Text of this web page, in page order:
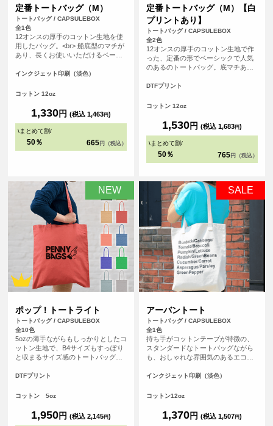
定番トートバッグ（M）
トートバッグ / CAPSULEBOX
全1色
12オンスの厚手のコットン生地を使
用したバッグ。<br> 船底型のマチが
あり、長くお使いいただけるベーシ
<br> 印刷は白色を印刷しない、フル
囲を印刷いただけるので、ノベルテ
インクジェット印刷（淡色）
コットン 12oz
1,330円 (税込 1,463円)
\まとめて割/
50％ 665 円（税込）
定番トートバッグ（M）【白
プリントあり】
トートバッグ / CAPSULEBOX
全2色
12オンスの厚手のコットン生地で作
った、定番の形でベーシックで人気
のあるのトートバッグ。底マチあり
バッグです。使用用途も多様なの
ても、販売用としても、オリジナル
DTFプリント
コットン 12oz
1,530円 (税込 1,683円)
\まとめて割/
50％ 765 円（税込）
NEW
ポップ！トートライト
トートバッグ / CAPSULEBOX
全10色
5ozの薄手ながらもしっかりとしたコ
ットン生地で、B4サイズもすっぽり
と収まるサイズ感のトートバッグで
ットタイプのトートバッグなので書
も持ち歩きにも便利なトートバッ
ゆったりかけて手を塞がず、老若男
女問わずご使用いただけます。
DTFプリント
コットン 5oz
1,950円 (税込 2,145円)
SALE
アーバントート
トートバッグ / CAPSULEBOX
全1色
持ち手がコットンテープが特徴の、
スタンダードなトートバッグながら
も、おしゃれな雰囲気のあるエコバ
余裕をもってかけることが可能で
で、普段のメインバッグとしても使
インクジェット印刷（淡色）
コットン12oz
1,370円 (税込 1,507円)